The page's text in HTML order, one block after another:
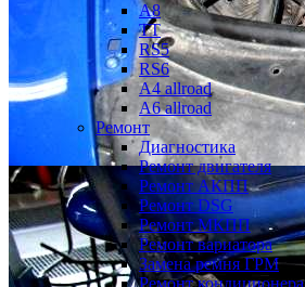
A8
TT
RS5
RS6
A4 allroad
A6 allroad
Ремонт
Диагностика
Ремонт двигателя
Ремонт АКПП
Ремонт DSG
Ремонт МКПП
Ремонт вариатора
Замена ремня ГРМ
Ремонт кондиционера